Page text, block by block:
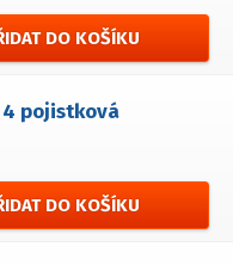
DO KOŠÍKU
4 pojistková
DO KOŠÍKU